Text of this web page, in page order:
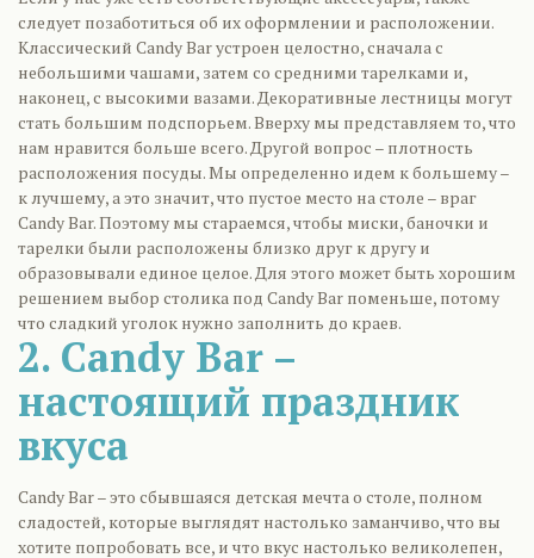
следует позаботиться об их оформлении и расположении.
Классический Candy Bar устроен целостно, сначала с
небольшими чашами, затем со средними тарелками и,
наконец, с высокими вазами. Декоративные лестницы могут
стать большим подспорьем. Вверху мы представляем то, что
нам нравится больше всего. Другой вопрос – плотность
расположения посуды. Мы определенно идем к большему –
к лучшему, а это значит, что пустое место на столе – враг
Candy Bar. Поэтому мы стараемся, чтобы миски, баночки и
тарелки были расположены близко друг к другу и
образовывали единое целое. Для этого может быть хорошим
решением выбор столика под Candy Bar поменьше, потому
что сладкий уголок нужно заполнить до краев.
2. Candy Bar –
настоящий праздник
вкуса
Candy Bar – это сбывшаяся детская мечта о столе, полном
сладостей, которые выглядят настолько заманчиво, что вы
хотите попробовать все, и что вкус настолько великолепен,